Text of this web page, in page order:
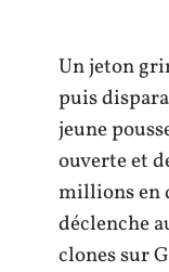
Un jeton
puis
jeune
ouverte et
millions en
déclenche
clones sur